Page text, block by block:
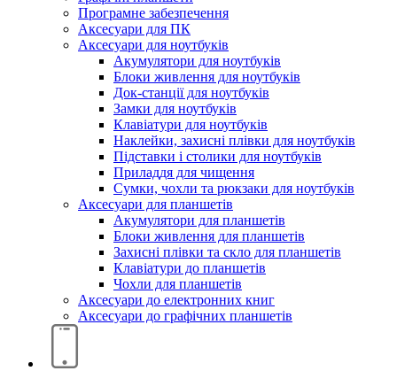
Програмне забезпечення
Аксесуари для ПК
Аксесуари для ноутбуків
Акумулятори для ноутбуків
Блоки живлення для ноутбуків
Док-станції для ноутбуків
Замки для ноутбуків
Клавіатури для ноутбуків
Наклейки, захисні плівки для ноутбуків
Підставки і столики для ноутбуків
Приладдя для чищення
Сумки, чохли та рюкзаки для ноутбуків
Аксесуари для планшетів
Акумулятори для планшетів
Блоки живлення для планшетів
Захисні плівки та скло для планшетів
Клавіатури до планшетів
Чохли для планшетів
Аксесуари до електронних книг
Аксесуари дo графічних планшетів